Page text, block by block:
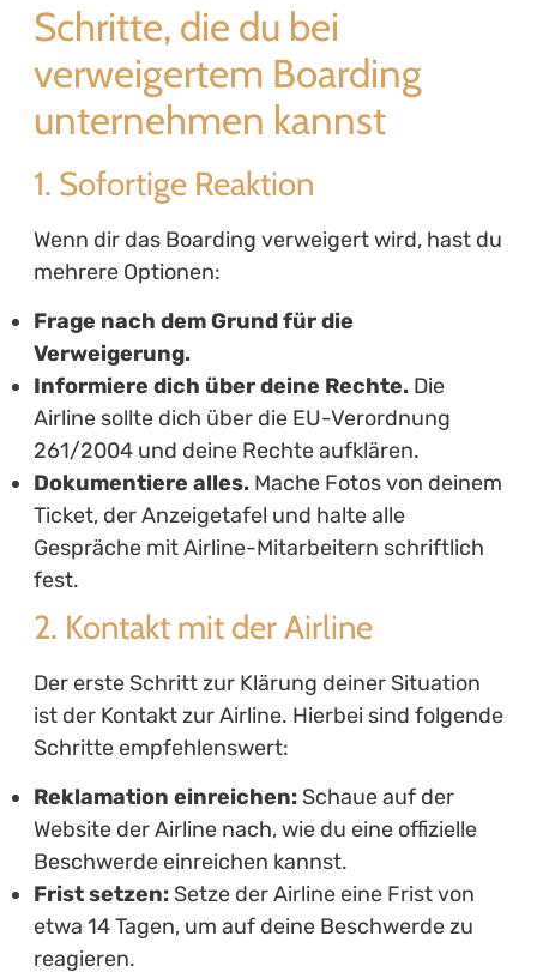
Schritte, die du bei
verweigertem Boarding
unternehmen kannst
1. Sofortige Reaktion
Wenn dir das Boarding verweigert wird, hast du
mehrere Optionen:
Frage nach dem Grund für die
Verweigerung.
Informiere dich über deine Rechte.Die
Airline sollte dich über die EU-Verordnung
261/2004 und deine Rechte aufklären.
Dokumentiere alles.Mache Fotos von deinem
Ticket, der Anzeigetafel und halte alle
Gespräche mit Airline-Mitarbeitern schriftlich
fest.
2. Kontakt mit der Airline
Der erste Schritt zur Klärung deiner Situation
ist der Kontakt zur Airline. Hierbei sind folgende
Schritte empfehlenswert:
Reklamation einreichen:Schaue auf der
Website der Airline nach, wie du eine offizielle
Beschwerde einreichen kannst.
Frist setzen:Setze der Airline eine Frist von
etwa 14 Tagen, um auf deine Beschwerde zu
reagieren.